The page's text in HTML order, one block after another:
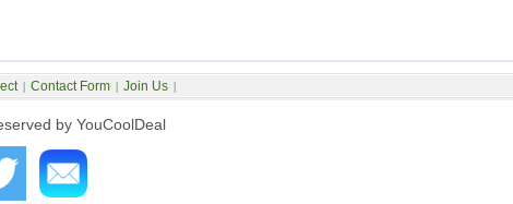
by YouCoolDeal
| Contact Form | Join Us |